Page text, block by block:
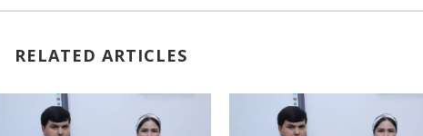
RELATED ARTICLES